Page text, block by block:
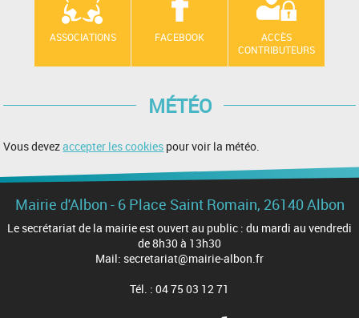
ASSOCIATIONS FACEBOOK
ACCÈS
CONTRIBUTEURS
MÉTÉO
Vous devezaccepter les cookies pour voir la météo.
Mairie d'Albon - 6 Place Saint Romain, 26140 Albon
Le secrétariat de la mairie est ouvert au public : du mardi au vendredi
de 8h30 à 13h30
Mail: secretariat@mairie-albon.fr
Tél. : 04 75 03 12 71